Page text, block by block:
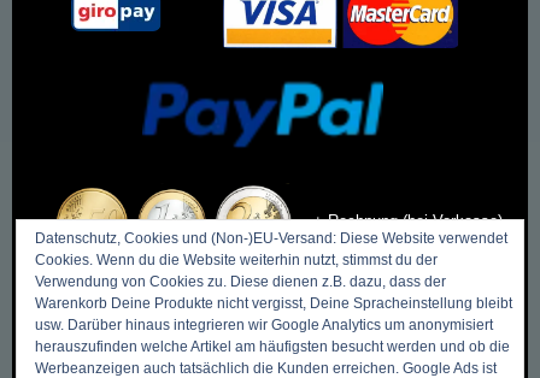
+ Rechnung (bei Vorkasse)
DIES & DAS
Datenschutz, Cookies und (Non-)EU-Versand: Diese Website verwendet
Cookies. Wenn du die Website weiterhin nutzt, stimmst du der
Verwendung von Cookies zu. Diese dienen z.B. dazu, dass der
Warenkorb Deine Produkte nicht vergisst, Deine Spracheinstellung bleibt
usw. Darüber hinaus integrieren wir Google Analytics um anonymisiert
herauszufinden welche Artikel am häufigsten besucht werden und ob die
Werbeanzeigen auch tatsächlich die Kunden erreichen. Google Ads ist